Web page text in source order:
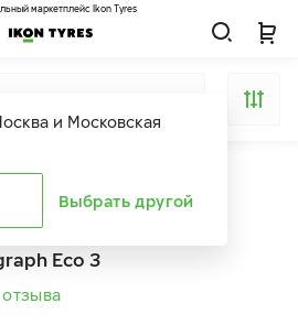
и Московская
Выбрать другой
маркетплейс Ikon Tyres
действием фильтров
Eco 3
отзыва